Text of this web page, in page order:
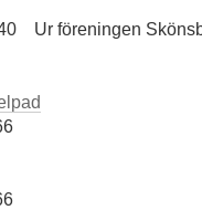
Ur föreningen